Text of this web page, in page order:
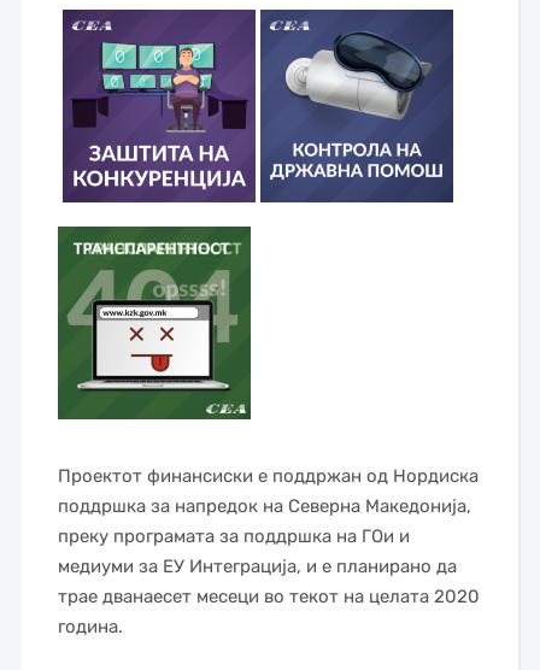
Проектот финансиски е поддржан од Нордиска
поддршка за напредок на Северна Македонија,
преку програмата за поддршка на ГОи и
медиуми за ЕУ Интеграција, и е планирано да
трае дванаесет месеци во текот на целата 2020
година.